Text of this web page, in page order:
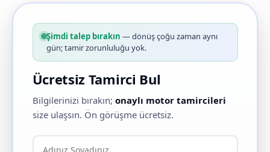
Şimdi talep bırakın — dönüş çoğu zaman aynı
gün; tamir zorunluluğu yok.
Ücretsiz Tamirci Bul
Bilgilerinizi bırakın; onaylı motor tamircileri
size ulaşsın. Ön görüşme ücretsiz.